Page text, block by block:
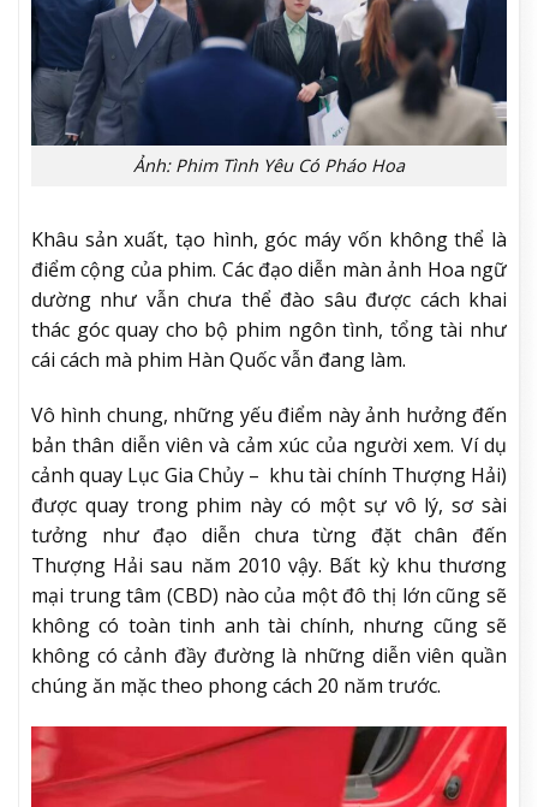
Ảnh: Phim Tình Yêu Có Pháo Hoa
Khâu sản xuất, tạo hình, góc máy vốn không thể là
điểm cộng của phim. Các đạo diễn màn ảnh Hoa ngữ
dường như vẫn chưa thể đào sâu được cách khai
thác góc quay cho bộ phim ngôn tình, tổng tài như
cái cách mà phim Hàn Quốc vẫn đang làm.
Vô hình chung, những yếu điểm này ảnh hưởng đến
bản thân diễn viên và cảm xúc của người xem. Ví dụ
cảnh quay Lục Gia Chủy – khu tài chính Thượng Hải)
được quay trong phim này có một sự vô lý, sơ sài
tưởng như đạo diễn chưa từng đặt chân đến
Thượng Hải sau năm 2010 vậy. Bất kỳ khu thương
mại trung tâm (CBD) nào của một đô thị lớn cũng sẽ
không có toàn tinh anh tài chính, nhưng cũng sẽ
không có cảnh đầy đường là những diễn viên quần
chúng ăn mặc theo phong cách 20 năm trước.